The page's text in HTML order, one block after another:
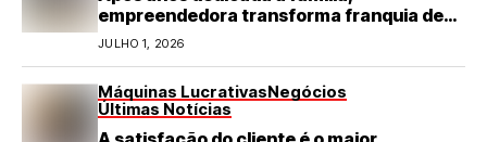
empreendedora transforma franquia de
turismo em negócio de destaque no RN
JULHO 1, 2026
Máquinas LucrativasNegócios
Últimas Notícias